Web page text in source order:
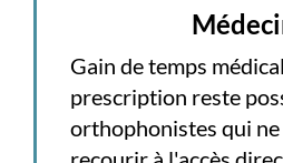
Gain de temps
prescription reste
orthophonistes qui